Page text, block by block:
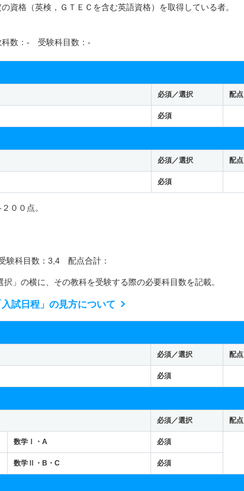
の資格（英検，ＧＴＥＣを含む英語資格）を取得している者。
数：- 受験科目数：-
必須／選択 配点
必須
必須／選択 配点
必須
００点。
験科目数：3,4 配点合計：
」の横に、その教科を受験する際の必要科目数を記載。
入試日程」の見方について
必須／選択 配点
必須
必須／選択 配点
数学Ⅰ・A 必須
数学Ⅱ・B・C 必須